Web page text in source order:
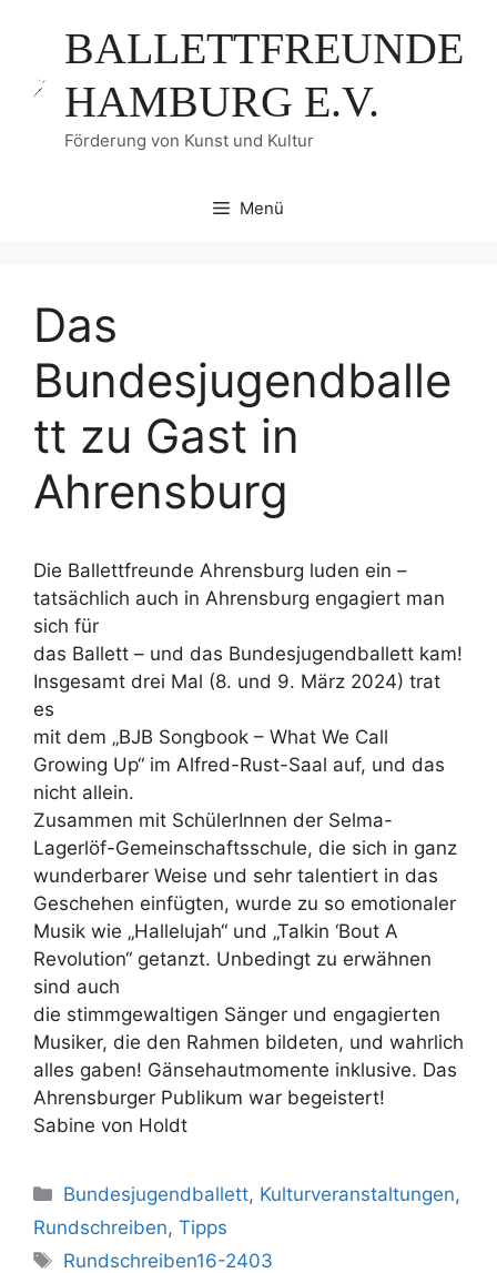
springenBALLETTFREUNDE
HAMBURG E.V.
Förderung von Kunst und Kultur
Menü
Das
Bundesjugendballe
tt zu Gast in
Ahrensburg
Die Ballettfreunde Ahrensburg luden ein –
tatsächlich auch in Ahrensburg engagiert man
sich für
das Ballett – und das Bundesjugendballett kam!
Insgesamt drei Mal (8. und 9. März 2024) trat
es
mit dem „BJB Songbook – What We Call
Growing Up“ im Alfred-Rust-Saal auf, und das
nicht allein.
Zusammen mit SchülerInnen der Selma-
Lagerlöf-Gemeinschaftsschule, die sich in ganz
wunderbarer Weise und sehr talentiert in das
Geschehen einfügten, wurde zu so emotionaler
Musik wie „Hallelujah“ und „Talkin ‘Bout A
Revolution“ getanzt. Unbedingt zu erwähnen
sind auch
die stimmgewaltigen Sänger und engagierten
Musiker, die den Rahmen bildeten, und wahrlich
alles gaben! Gänsehautmomente inklusive. Das
Ahrensburger Publikum war begeistert!
Sabine von Holdt
Kategorien
Bundesjugendballett, Kulturveranstaltungen,
Rundschreiben, Tipps
Schlagwörter
Rundschreiben16-2403